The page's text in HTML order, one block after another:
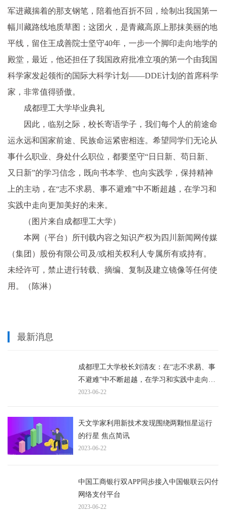
军进藏揣着的那支钢笔，陪着他百折不回，绘制出我国第一
幅川藏路线地质草图；这团火，是青藏高原上那抹美丽的地
平线，留住王成善院士坚守40年，一步一个脚印走向地学的
殿堂，最近，他还担任了我国政府批准立项的第一个由我国
科学家发起领衔的国际大科学计划——DDE计划的首席科学
家，非常值得骄傲。
成都理工大学毕业典礼
因此，临别之际，校长寄语学子，我们每个人的前途命
运永远和国家前途、民族命运紧密相连。希望同学们无论从
事什么职业、身处什么职位，都要坚守“日日新、苟日新、
又日新”的学习信念，既向书本学、也向实践学，保持精神
上的主动，在“志不求易、事不避难”中不断超越，在学习和
实践中走向更加美好的未来。
（图片来自成都理工大学）
本网（平台）所刊载内容之知识产权为四川新闻网传媒
（集团）股份有限公司及/或相关权利人专属所有或持有。
未经许可，禁止进行转载、摘编、复制及建立镜像等任何使
用。
（陈淋）
最新消息
成都理工大学校长刘清友：在“志不求易、事
不避难”中不断超越，在学习和实践中走向更
2023-06-22
天文学家利用新技术发现围绕两颗恒星运行
的行星 焦点简讯
2023-06-22
中国工商银行双APP同步接入中国银联云闪付
网络支付平台
2023-06-22